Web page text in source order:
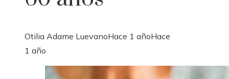
Otilia Adame LuevanoHace 1 añoHace
1 año